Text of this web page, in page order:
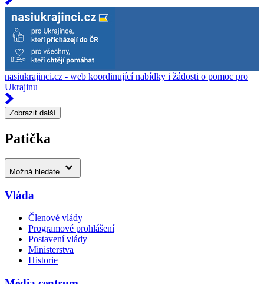
nasiukrajinci.cz - web koordinující nabídky i žádosti o pomoc pro
Ukrajinu
Zobrazit další
Patička
Možná hledáte
Vláda
Členové vlády
Programové prohlášení
Postavení vlády
Ministerstva
Historie